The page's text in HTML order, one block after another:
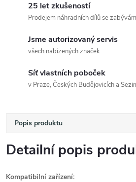
25 let zkušeností
Prodejem náhradních dílů se
Jsme autorizovaný servis
všech nabízených značek
Síť vlastních poboček
v Praze, Českých Budějovicích a
Popis produktu
Detailní popis
Kompatibilní zařízení: